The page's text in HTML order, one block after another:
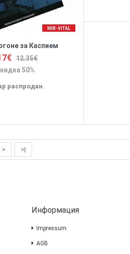
за Каспием
12.35€
50%
распродан.
> >|
Информация
Impressum
AGB